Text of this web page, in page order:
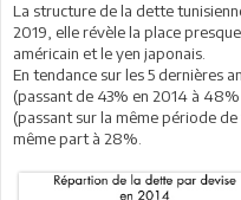
La structure de la dette
2019, elle révèle la place
américain et le yen japonais.
En tendance sur les 5 dernières
(passant de 43% en 2014 à
(passant sur la même période de
même part à 28%.